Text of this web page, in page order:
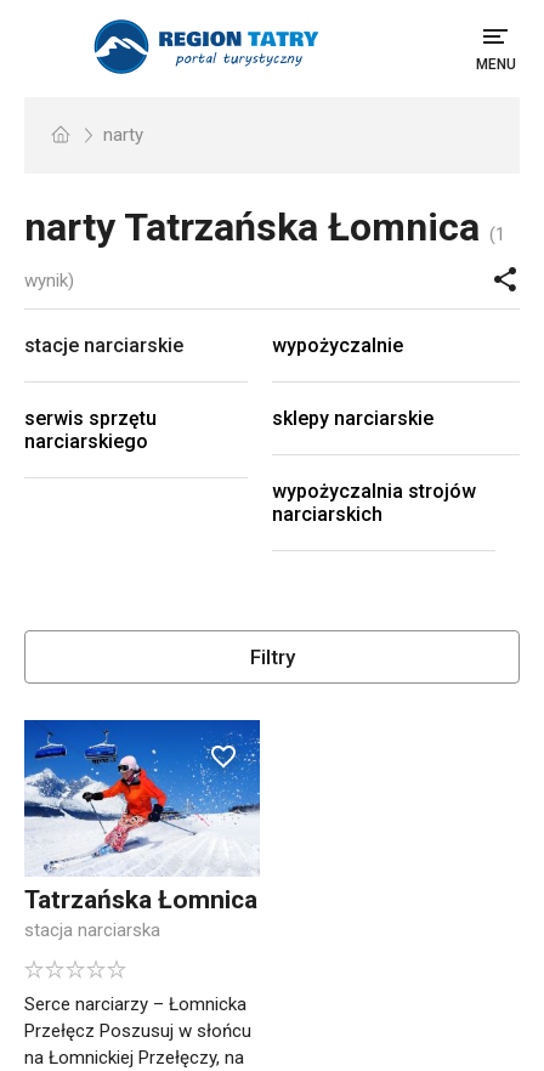
MENU
narty
narty Tatrzańska Łomnica (1
wynik)
stacje narciarskie wypożyczalnie
serwis sprzętu
narciarskiego
sklepy narciarskie
wypożyczalnia strojów
narciarskich
Filtry
Tatrzańska Łomnica
stacja narciarska
Serce narciarzy – Łomnicka
Przełęcz Poszusuj w słońcu
na Łomnickiej Przełęczy, na